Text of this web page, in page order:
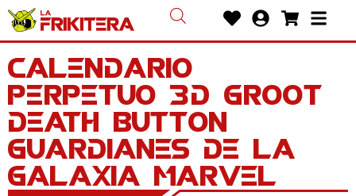
contenido
HeartUser-
circlecart
Bars
Calendario
Perpetuo 3D Groot
Death Button
Guardianes de la
Galaxia Marvel